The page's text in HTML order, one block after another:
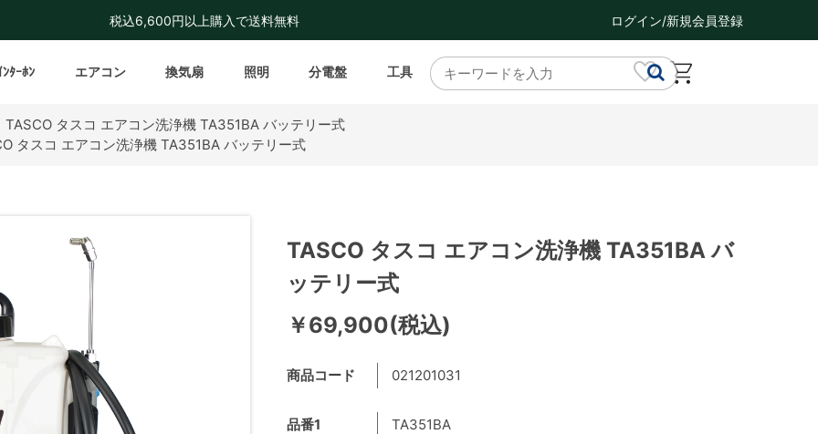
税込6,600円以上購入で送料無料 ログイン/新規会員登録
ﾝﾀｰﾎﾝ エアコン 換気扇 照明 分電盤 工具
TASCO タスコ エアコン洗浄機 TA351BA バッテリー式
タスコ エアコン洗浄機 TA351BA バッテリー式
TASCO タスコ エアコン洗浄機 TA351BA バ
ッテリー式
￥69,900(税込)
商品コード 021201031
品番1 TA351BA